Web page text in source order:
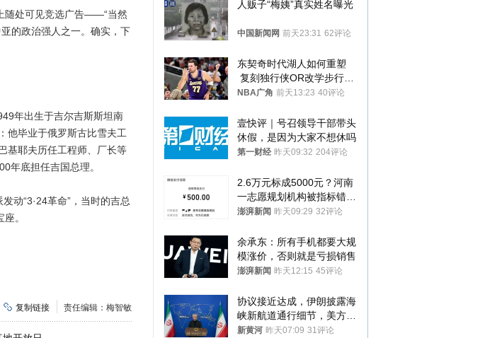
随处可见竞选广告——“当然
的政治强人之一。确实，下
年出生于吉尔吉斯斯坦南
他毕业于俄罗斯古比雪夫工
基耶夫历任工程师、厂长等
年底担任吉国总理。
“3·24革命”，当时的吉总
。
复制链接 责任编辑：梅智敏
人贩子“梅姨”真实姓名曝光
中国新闻网 前天23:31 62评论
东契奇时代湖人如何重塑
复刻独行侠OR改学步行
者？
NBA广角 前天13:23 40评论
壹快评｜号召领导干部带头
休假，是因为大家不想休吗
第一财经 昨天09:32 204评论
2.6万元标成5000元？河南
一志愿规划机构被指标错学
费致考生复读
澎湃新闻 昨天09:29 32评论
余承东：所有手机都要大规
模涨价，否则就是亏损销售
澎湃新闻 昨天12:15 45评论
协议接近达成，伊朗披露海
峡新航道通行细节，美方再
提“倒计时”
新黄河 昨天07:09 31评论